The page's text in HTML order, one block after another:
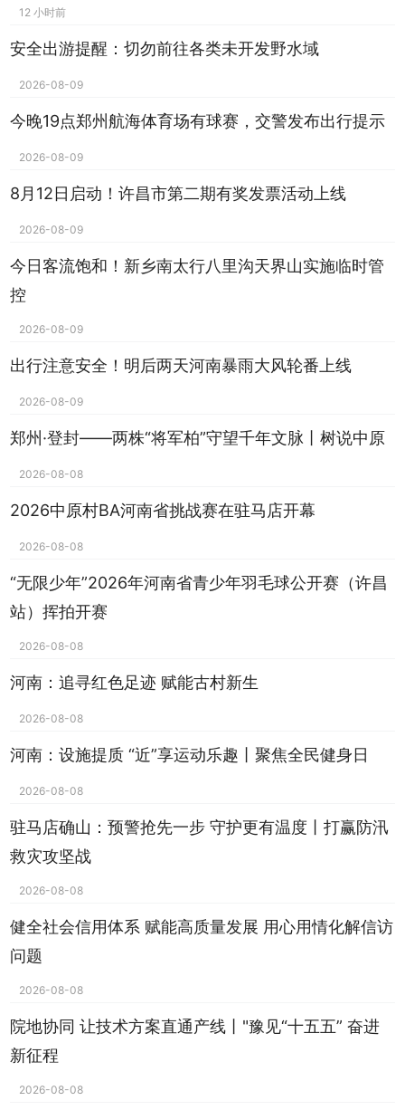
12 小时前
安全出游提醒：切勿前往各类未开发野水域
2026-08-09
今晚19点郑州航海体育场有球赛，交警发布出行提示
2026-08-09
8月12日启动！许昌市第二期有奖发票活动上线
2026-08-09
今日客流饱和！新乡南太行八里沟天界山实施临时管
控
2026-08-09
出行注意安全！明后两天河南暴雨大风轮番上线
2026-08-09
郑州·登封——两株“将军柏”守望千年文脉丨树说中原
2026-08-08
2026中原村BA河南省挑战赛在驻马店开幕
2026-08-08
“无限少年”2026年河南省青少年羽毛球公开赛（许昌
站）挥拍开赛
2026-08-08
河南：追寻红色足迹 赋能古村新生
2026-08-08
河南：设施提质 “近”享运动乐趣丨聚焦全民健身日
2026-08-08
驻马店确山：预警抢先一步 守护更有温度丨打赢防汛
救灾攻坚战
2026-08-08
健全社会信用体系 赋能高质量发展 用心用情化解信访
问题
2026-08-08
院地协同 让技术方案直通产线丨"豫见“十五五” 奋进
新征程
2026-08-08